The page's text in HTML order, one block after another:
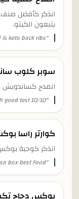
انذكر كأفضل صنف
يتبعون الكيتو.
"
keto back ribs
سوبر كلوب
انمدح
"
good test 10/10
كوارتر راسا
انذكر كوجبة
"
box best Food
بوكس دجاج